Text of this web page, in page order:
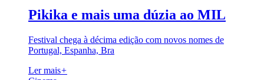
Pikika e mais uma dúzia ao MIL
Festival chega à décima edição com novos nomes de
Portugal, Espanha, Bra
Ler mais+